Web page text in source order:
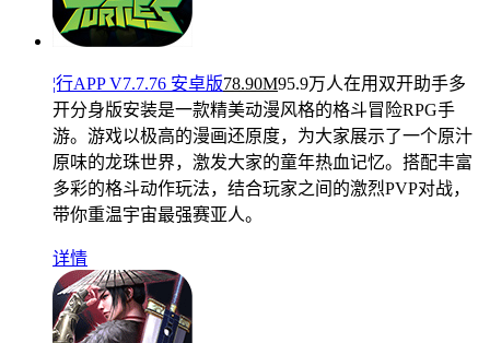
¦行APP V7.7.76 安卓版78.90M95.9万人在用 双开助手多
开分身版安装是一款精美动漫风格的格斗冒险RPG手
游。游戏以极高的漫画还原度，为大家展示了一个原汁
原味的龙珠世界，激发大家的童年热血记忆。搭配丰富
多彩的格斗动作玩法，结合玩家之间的激烈PVP对战，
带你重温宇宙最强赛亚人。
详情